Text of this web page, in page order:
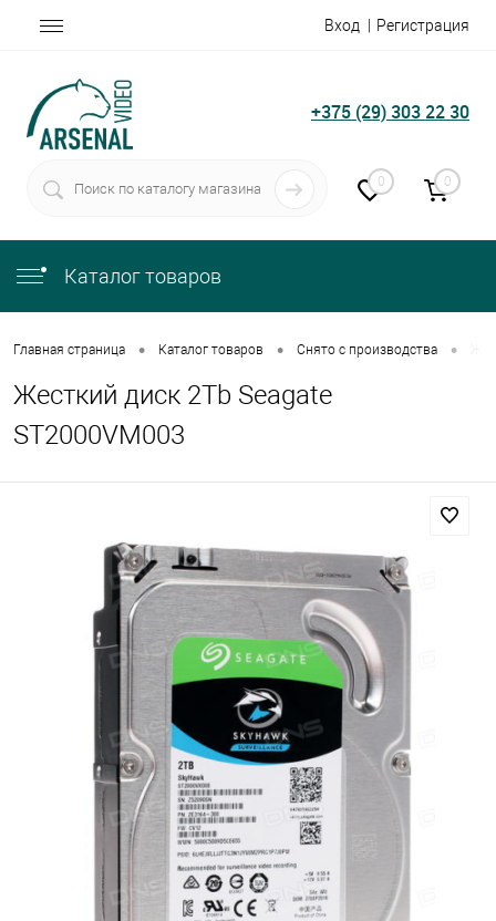
Вход Регистрация
+375 (29) 303 22 30
0 0
Каталог товаров
Главная страница • Каталог товаров • Снято с производства •
Жесткий диск 2Tb Seagate
ST2000VM003